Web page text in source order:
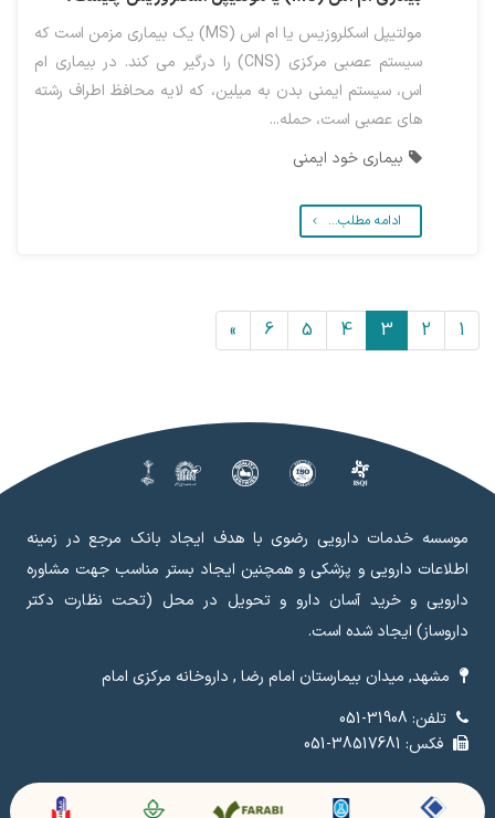
مولتیپل اسکلروزیس یا ام اس (MS) یک بیماری مزمن است که
سیستم عصبی مرکزی (CNS) را درگیر می کند. در بیماری ام
اس، سیستم ایمنی بدن به میلین، که لایه محافظ اطراف رشته
های عصبی است، حمله...
بیماری خود ایمنی
ادامه مطلب...
1
2
3
4
5
6
»
موسسه خدمات دارویی رضوی با هدف ایجاد بانک مرجع در زمینه
اطلاعات دارویی و پزشکی و همچنین ایجاد بستر مناسب جهت مشاوره
دارویی و خرید آسان دارو و تحویل در محل (تحت نظارت دکتر
داروساز) ایجاد شده است.
مشهد, میدان بیمارستان امام رضا , داروخانه مرکزی امام
تلفن: 31908-051
فکس: 38517681-051